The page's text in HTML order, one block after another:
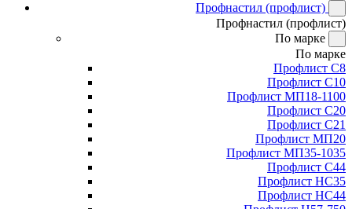
Профнастил (профлист)
Профнастил (профлист)
По марке
По марке
Профлист С8
Профлист С10
Профлист МП18-1100
Профлист С20
Профлист С21
Профлист МП20
Профлист МП35-1035
Профлист С44
Профлист НС35
Профлист НС44